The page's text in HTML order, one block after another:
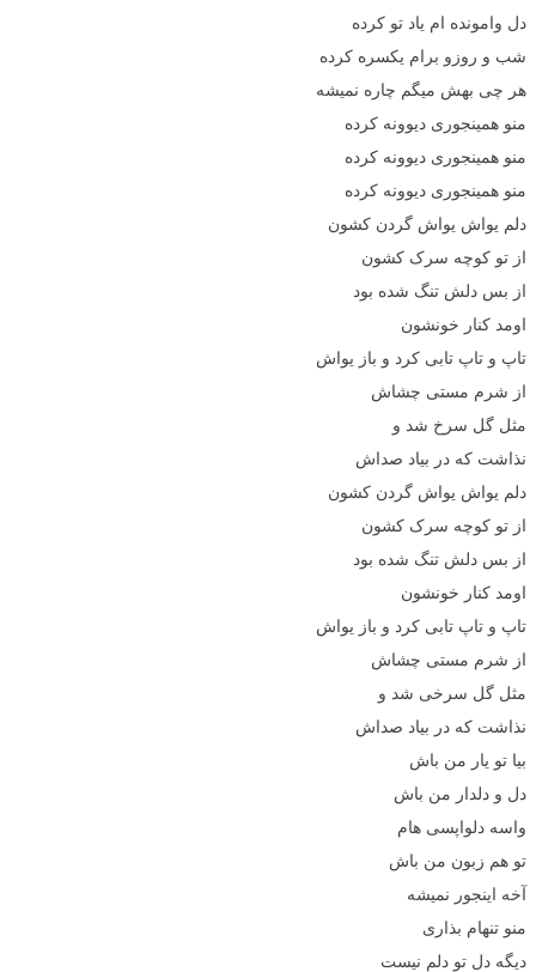
دل وامونده ام یاد تو کرده
شب و روزو برام یکسره کرده
هر چی بهش میگم چاره نمیشه
منو همینجوری دیوونه کرده
منو همینجوری دیوونه کرده
منو همینجوری دیوونه کرده
دلم یواش یواش گردن کشون
از تو کوچه سرک کشون
از بس دلش تنگ شده بود
اومد کنار خونشون
تاپ و تاپ تابی کرد و باز یواش
از شرم مستی چشاش
مثل گل سرخ شد و
نذاشت که در بیاد صداش
دلم یواش یواش گردن کشون
از تو کوچه سرک کشون
از بس دلش تنگ شده بود
اومد کنار خونشون
تاپ و تاپ تابی کرد و باز یواش
از شرم مستی چشاش
مثل گل سرخی شد و
نذاشت که در بیاد صداش
بیا تو یار من باش
دل و دلدار من باش
واسه دلواپسی هام
تو هم زبون من باش
آخه اینجور نمیشه
منو تنهام بذاری
دیگه دل تو دلم نیست